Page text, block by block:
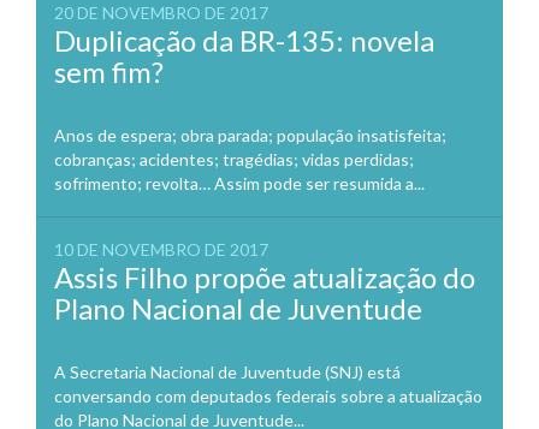
20 DE NOVEMBRO DE 2017
Duplicação da BR-135: novela
sem fim?
Anos de espera; obra parada; população insatisfeita;
cobranças; acidentes; tragédias; vidas perdidas;
sofrimento; revolta… Assim pode ser resumida a...
10 DE NOVEMBRO DE 2017
Assis Filho propõe atualização do
Plano Nacional de Juventude
A Secretaria Nacional de Juventude (SNJ) está
conversando com deputados federais sobre a atualização
do Plano Nacional de Juventude...